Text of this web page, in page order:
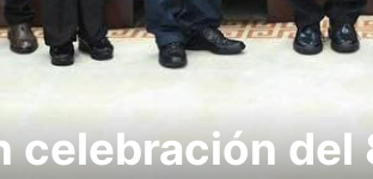
celebración del